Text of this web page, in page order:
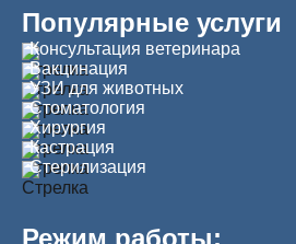
Популярные услуги
Консультация ветеринара
Вакцинация
УЗИ для животных
Стоматология
Хирургия
Кастрация
Стерилизация
Режим работы: